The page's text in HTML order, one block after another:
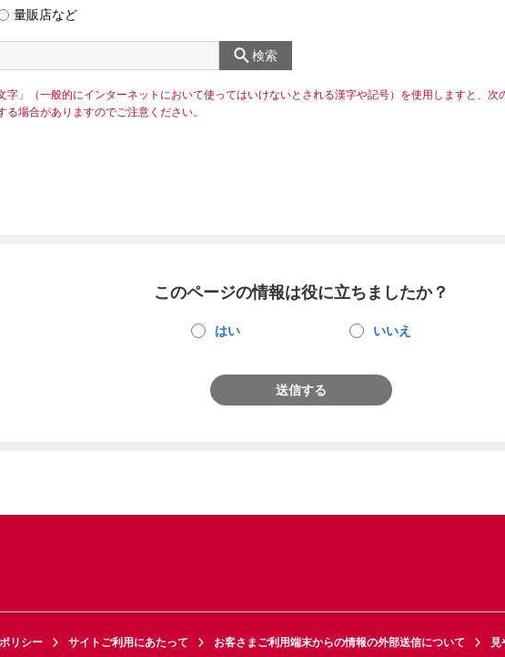
量販店など
検索
字」（一般的にインターネットにおいて使ってはいけないとされる漢字や記号）を使用しますと、次
る場合がありますのでご注意ください。
このページの情報は役に立ちましたか？
はい いいえ
送信する
リシー サイトご利用にあたって お客さまご利用端末からの情報の外部送信について 見